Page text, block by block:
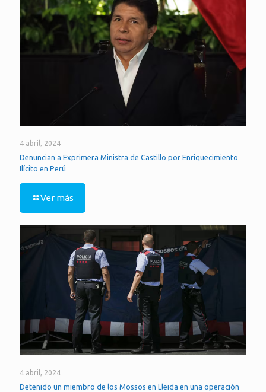
4 abril, 2024
Denuncian a Exprimera Ministra de Castillo por Enriquecimiento
Ilícito en Perú
Ver más
4 abril, 2024
Detenido un miembro de los Mossos en Lleida en una operación